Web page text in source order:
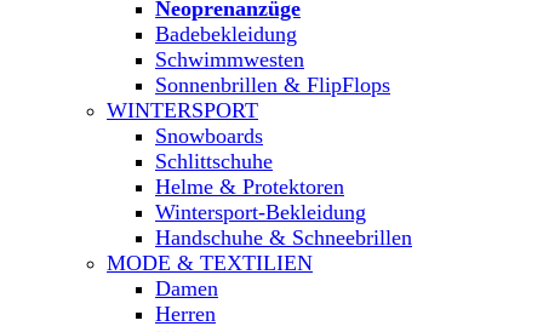
Neoprenanzüge
Badebekleidung
Schwimmwesten
Sonnenbrillen & FlipFlops
WINTERSPORT
Snowboards
Schlittschuhe
Helme & Protektoren
Wintersport-Bekleidung
Handschuhe & Schneebrillen
MODE & TEXTILIEN
Damen
Herren